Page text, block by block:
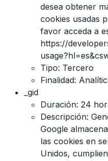
desea obtener
cookies usadas
favor acceda a
https://
Tipo: Tercero
Finalidad:
_gid
Duración: 24
Descripción:
Google
las cookies en
Unidos,